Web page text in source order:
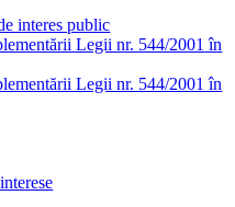
interes public
Legii nr. 544/2001 în
Legii nr. 544/2001 în